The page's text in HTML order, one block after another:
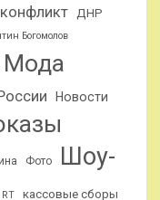
ДНР
Богомолов
Мода
Новости
Фото
Шоу-
кассовые сборы